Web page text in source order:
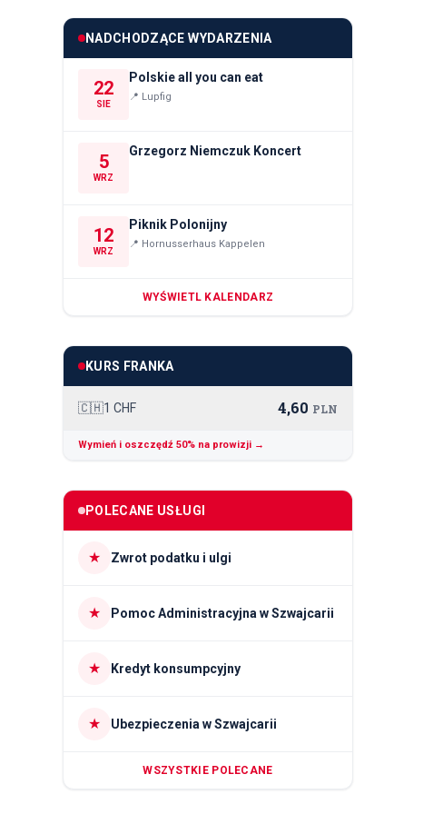
NADCHODZĄCE WYDARZENIA
22
SIE
Polskie all you can eat
📍 Lupfig
5
WRZ
Grzegorz Niemczuk Koncert
12
WRZ
Piknik Polonijny
📍 Hornusserhaus Kappelen
WYŚWIETL KALENDARZ
KURS FRANKA
🇨🇭1 CHF 4,60 PLN
Wymień i oszczędź 50% na prowizji →
POLECANE USŁUGI
★ Zwrot podatku i ulgi
★ Pomoc Administracyjna w Szwajcarii
★ Kredyt konsumpcyjny
★ Ubezpieczenia w Szwajcarii
WSZYSTKIE POLECANE